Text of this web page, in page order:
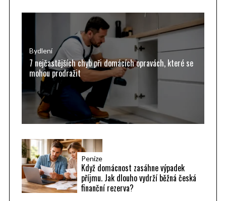
Bydlení
7 nejčastějších chyb při domácích opravách, které se
mohou prodražit
Peníze
Když domácnost zasáhne výpadek
příjmu. Jak dlouho vydrží běžná česká
finanční rezerva?